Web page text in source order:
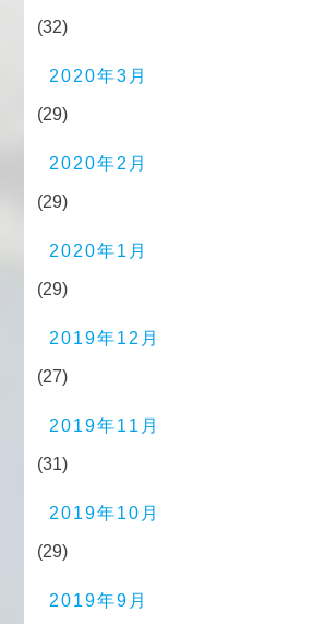
(32)
2020年3月
(29)
2020年2月
(29)
2020年1月
(29)
2019年12月
(27)
2019年11月
(31)
2019年10月
(29)
2019年9月